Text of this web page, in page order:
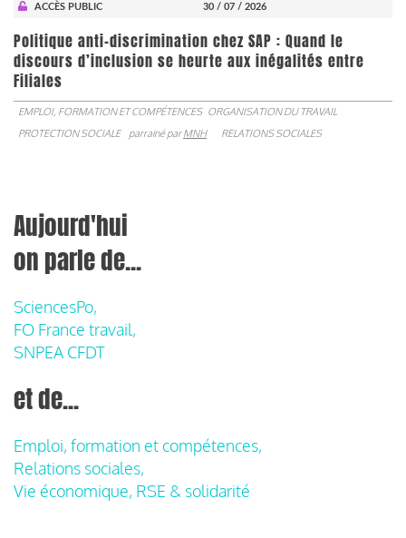
ACCÈS PUBLIC
30 / 07 / 2026
Politique anti-discrimination chez SAP : Quand le
discours d’inclusion se heurte aux inégalités entre
Filiales
EMPLOI, FORMATION ET COMPÉTENCES ORGANISATION DU TRAVAIL
PROTECTION SOCIALE
parrainé parMNH RELATIONS SOCIALES
Aujourd'hui
on parle de...
SciencesPo,
FO France travail,
SNPEA CFDT
et de...
Emploi, formation et compétences,
Relations sociales,
Vie économique, RSE & solidarité